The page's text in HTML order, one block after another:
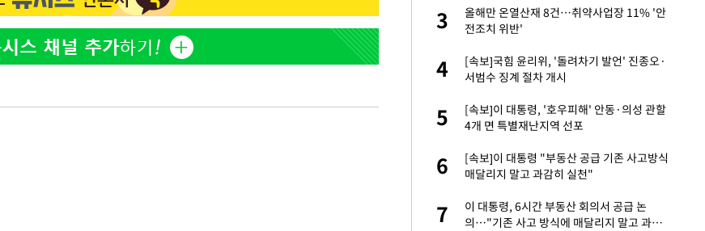
3
외국인 심판 성 접대 7경기 들여다보니…한
국 축구 '5승 2무'
4
SK하이닉스, 주당 375원 분기배당 결정…3
5
[속보]SK하이닉스, 주당 375원 분기 배
3
올해만 온열산재 8건…취약사업장 11% '안
전조치 위반'
4
[속보]국힘 윤리위, '돌려차기 발언' 진종오·
서범수 징계 절차 개시
5
[속보]이 대통령, '호우피해' 안동·의성 관할
4개 면 특별재난지역 선포
6
[속보]이 대통령 "부동산 공급 기존 사고방식
매달리지 말고 과감히 실천"
7
이 대통령, 6시간 부동산 회의서 공급 논
의…"기존 사고 방식에 매달리지 말고 과감